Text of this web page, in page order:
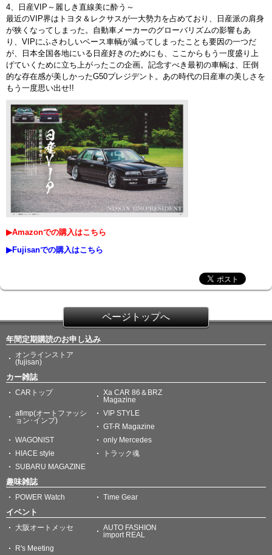
4、日産VIP～麗しき直線美に酔う～
最近のVIP界はトヨタ＆レクサスが一大勢力を占めており、日産派の肩身
が狭くなってしまった。自動車メーカーのグローバリズムの影響もあ
り、VIPにふさわしいベース車輌が減ってしまったことも要因の一つだ
が、日本全国各地にいる日産好きのためにも、ここからもう一度盛り上
げていくために立ち上がったこの企画。記念すべき最初の車輌は、圧倒
的な存在感が美しかったG50プレジデント。あの時代の日産車の美しさを
もう一度思い出せ!!
▶Amazonでの購入はこちら
▶Fujisanでの購入はこちら
ページトップへ
年間定期購読のお申し込み
オンラインストア
(fujisan)
カー雑誌
CARトップ
Xa CAR 86＆BRZ
Magazine
afimp(オートファッシ
ョン･インプ)
VIP STYLE
GT-R Magazine
WAGONIST
only Mercedes
HIACE style
トラック魂
SUBARU MAGAZINE
趣味雑誌
POWER Watch Time Gear
イベント
大阪オートメッセ
AUTO FASHION
import REAL
R's Meeting